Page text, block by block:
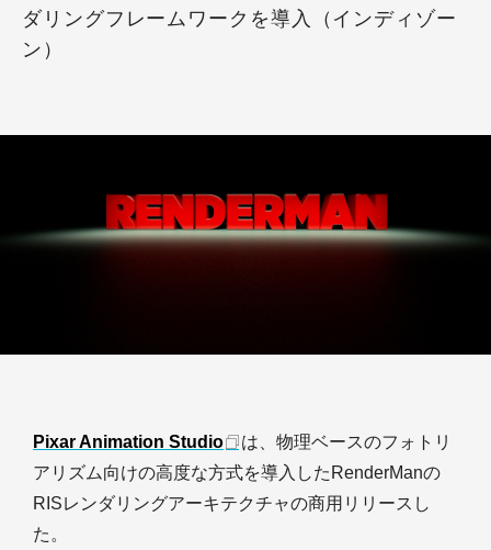
ダリングフレームワークを導入（インディゾー
ン）
Pixar Animation Studio
は、物理ベースのフォトリ
アリズム向けの高度な方式を導入したRenderManの
RISレンダリングアーキテクチャの商用リリースし
た。